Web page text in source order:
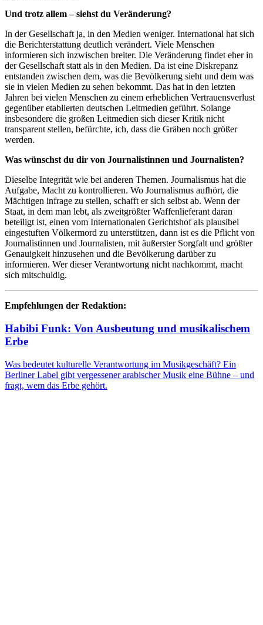
Und trotz allem – siehst du Veränderung?
In der Gesellschaft ja, in den Medien weniger. International hat sich
die Berichterstattung deutlich verändert. Viele Menschen
informieren sich inzwischen breiter. Die Veränderung findet eher in
der Gesellschaft statt als in den Medien. Da ist eine Diskrepanz
entstanden zwischen dem, was die Bevölkerung sieht und dem was
sie in vielen Medien zu sehen bekommt. Das hat in den letzten
Jahren bei vielen Menschen zu einem erheblichen Vertrauensverlust
gegenüber etablierten deutschen Leitmedien geführt. Solange
insbesondere die großen Leitmedien sich dieser Kritik nicht
transparent stellen, befürchte, ich, dass die Gräben noch größer
werden.
Was wünschst du dir von Journalistinnen und Journalisten?
Dieselbe Integrität wie bei anderen Themen. Journalismus hat die
Aufgabe, Macht zu kontrollieren. Wo Journalismus aufhört, die
Mächtigen infrage zu stellen, schafft er sich selbst ab. Wenn der
Staat, in dem man lebt, als zweitgrößter Waffenlieferant daran
beteiligt ist, einen vom Internationalen Gerichtshof als plausibel
eingestuften Völkermord zu unterstützen, dann ist es die Pflicht von
Journalistinnen und Journalisten, mit äußerster Sorgfalt und größter
Genauigkeit hinzusehen und die Bevölkerung darüber zu
informieren. Wer dieser Verantwortung nicht nachkommt, macht
sich mitschuldig.
Empfehlungen der Redaktion:
Habibi Funk: Von Ausbeutung und musikalischem
Erbe
Was bedeutet kulturelle Verantwortung im Musikgeschäft? Ein
Berliner Label gibt vergessener arabischer Musik eine Bühne – und
fragt, wem das Erbe gehört.